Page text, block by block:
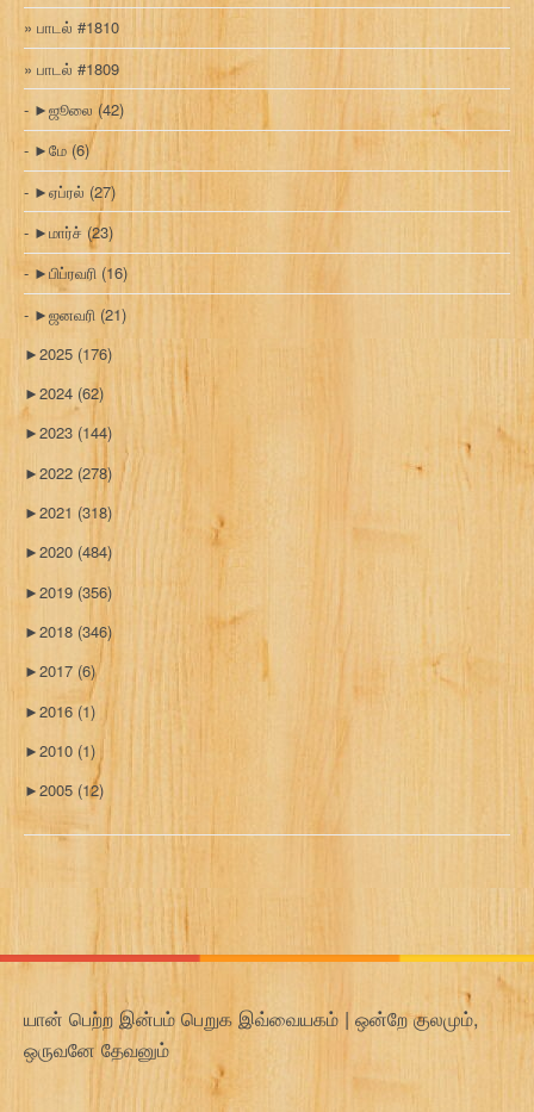
பாடல் #1810
பாடல் #1809
►ஜூலை (42)
►மே (6)
►ஏப்ரல் (27)
►மார்ச் (23)
►பிப்ரவரி (16)
►ஜனவரி (21)
►2025 (176)
►2024 (62)
►2023 (144)
►2022 (278)
►2021 (318)
►2020 (484)
►2019 (356)
►2018 (346)
►2017 (6)
►2016 (1)
►2010 (1)
►2005 (12)
யான் பெற்ற இன்பம் பெறுக இவ்வையகம் | ஒன்றே குலமும்,
ஒருவனே தேவனும்